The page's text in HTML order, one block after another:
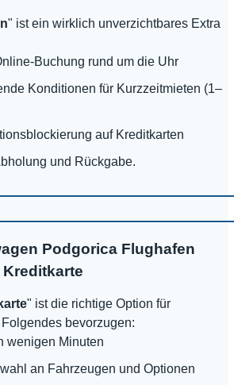
" ist ein wirklich unverzichtbares Extra
Buchung rund um die Uhr
Konditionen für Kurzzeitmieten (1–
auf Kreditkarten
und Rückgabe.
Podgorica Flughafen
Kreditkarte
" ist die richtige Option für
bevorzugen:
wenigen Minuten
an Fahrzeugen und Optionen